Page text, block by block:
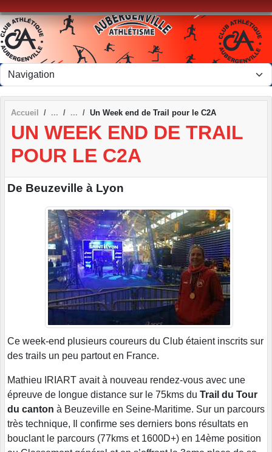
Accueil Un Week end de Trail pour le C2A
UN WEEK END DE TRAIL
POUR LE C2A
De Beuzeville à Lyon
Ce week-end plusieurs coureurs du Club étaient inscrits sur
des trails un peu partout en France.
Mathieu IRIART avait à nouveau rendez-vous avec une
épreuve de longue distance sur le 75kms du Trail du Tour
du canton à Beuzeville en Seine-Maritime. Sur un parcours
très technique, Il confirme ses derniers bons résultats en
bouclant le parcours (77kms et 1600D+) en 14ème position